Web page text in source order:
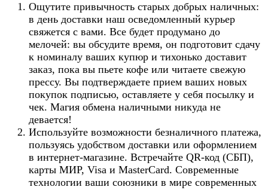
Ощутите привычность старых добрых наличных:
в день доставки наш осведомленный курьер
свяжется с вами. Все будет продумано до
мелочей: вы обсудите время, он подготовит сдачу
к номиналу ваших купюр и тихонько доставит
заказ, пока вы пьете кофе или читаете свежую
прессу. Вы подтверждаете прием ваших новых
покупок подписью, оставляете у себя посылку и
чек. Магия обмена наличными никуда не
девается!
Используйте возможности безналичного платежа,
пользуясь удобством доставки или оформлением
в интернет-магазине. Встречайте QR-код (СБП),
карты МИР, Visa и MasterCard. Современные
технологии ваши союзники в мире современных